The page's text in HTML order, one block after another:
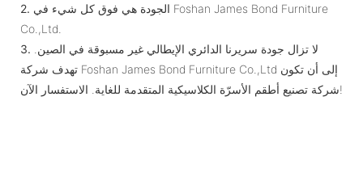
2. الجودة هي فوق كل شيء في Foshan James Bond Furniture
Co.,Ltd.
3. لا تزال جودة سريرنا الدائري الإيطالي غير مسبوقة في الصين.
تهدف شركة Foshan James Bond Furniture Co.,Ltd إلى أن تكون
شركة تصنيع أطقم الأسرّة الكلاسيكية المتقدمة للغاية. الاستفسار الآن!